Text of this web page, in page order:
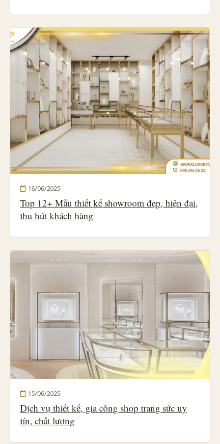
16/06/2025
Top 12+ Mẫu thiết kế showroom đẹp, hiện đại,
thu hút khách hàng
15/06/2025
Dịch vụ thiết kế, gia công shop trang sức uy
tín, chất lượng